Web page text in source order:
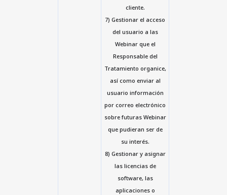
cliente.
7) Gestionar el acceso
del usuario a las
Webinar que el
Responsable del
Tratamiento organice,
así como enviar al
usuario información
por correo electrónico
sobre futuras Webinar
que pudieran ser de
su interés.
8) Gestionar y asignar
las licencias de
software, las
aplicaciones o